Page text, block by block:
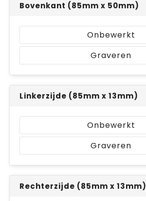
Bovenkant (85mm x 50mm)
Onbewerkt
Graveren
Linkerzijde (85mm x 13mm)
Onbewerkt
Graveren
Rechterzijde (85mm x 13mm)